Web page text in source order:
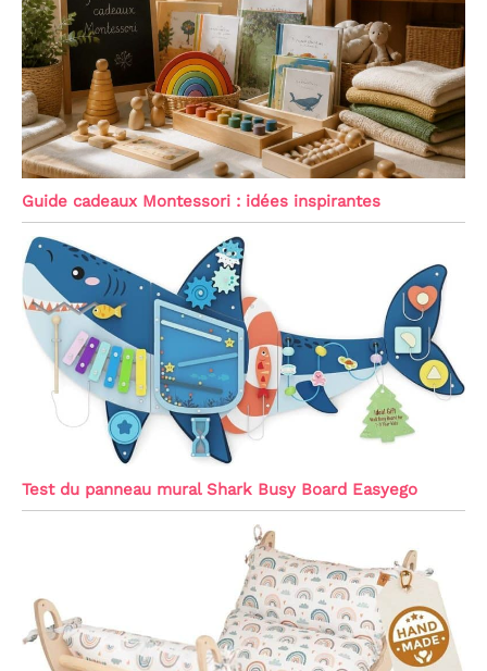
Guide cadeaux Montessori : idées inspirantes
Test du panneau mural Shark Busy Board Easyego